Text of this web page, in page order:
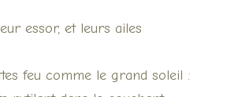
essor, et leurs ailes
feu comme le grand soleil :